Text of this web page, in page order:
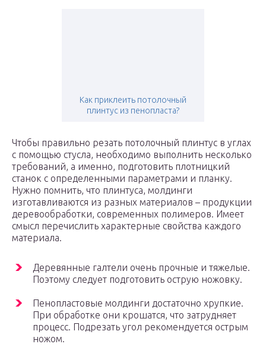
Как приклеить потолочный
плинтус из пенопласта?
Чтобы правильно резать потолочный плинтус в углах
с помощью стусла, необходимо выполнить несколько
требований, а именно, подготовить плотницкий
станок с определенными параметрами и планку.
Нужно помнить, что плинтуса, молдинги
изготавливаются из разных материалов – продукции
деревообработки, современных полимеров. Имеет
смысл перечислить характерные свойства каждого
материала.
Деревянные галтели очень прочные и тяжелые.
Поэтому следует подготовить острую ножовку.
Пенопластовые молдинги достаточно хрупкие.
При обработке они крошатся, что затрудняет
процесс. Подрезать угол рекомендуется острым
ножом.